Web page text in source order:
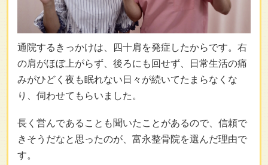
通院するきっかけは、四十肩を発症したからです。右
の肩がほぼ上がらず、後ろにも回せず、日常生活の痛
みがひどく夜も眠れない日々が続いてたまらなくな
り、伺わせてもらいました。
長く営んであることも聞いたことがあるので、信頼で
きそうだなと思ったのが、富永整骨院を選んだ理由で
す。